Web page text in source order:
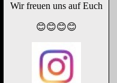
Wir freuen uns auf Euch
😊😊😊😊